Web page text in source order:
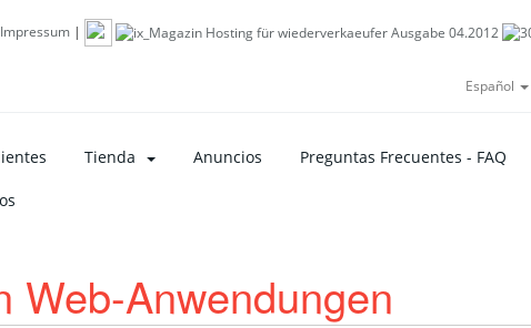
Impressum |
Español
Tienda Anuncios Preguntas Frecuentes - FAQ
Web-Anwendungen